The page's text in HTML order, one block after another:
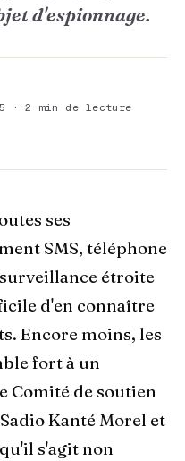
d'espionnage.
· 2 min de lecture
ses
SMS, téléphone
étroite
d'en connaître
Encore moins, les
fort à un
Comité de soutien
Kanté Morel et
s'agit non